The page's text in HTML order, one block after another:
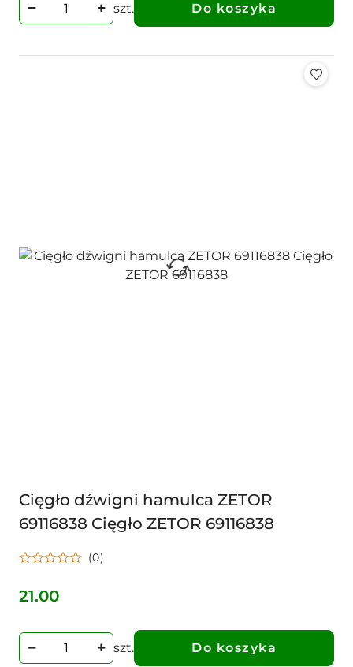
szt. Do koszyka
Cięgło dźwigni hamulca ZETOR
69116838 Cięgło ZETOR 69116838
(0)
Cena:
21.00
szt. Do koszyka